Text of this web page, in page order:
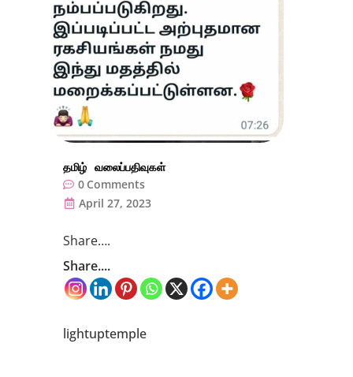
தமிழ் வலைப்பதிவுகள்
0 Comments
April 27, 2023
Share….
Share....
lightuptemple